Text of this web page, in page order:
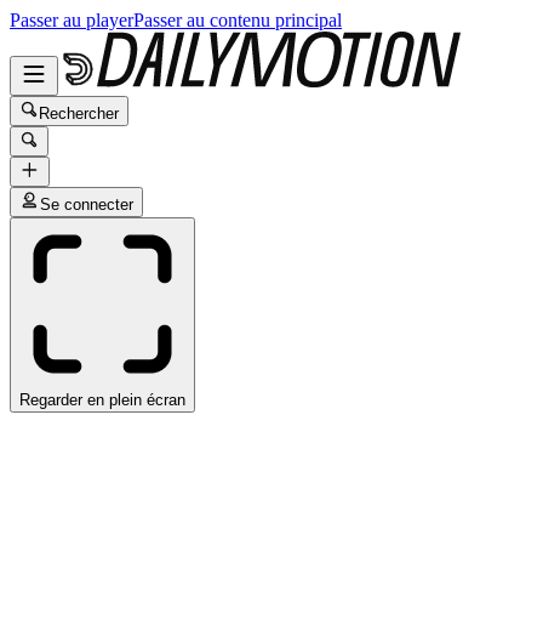
Passer au playerPasser au contenu principal
Rechercher
Se connecter
Regarder en plein écran